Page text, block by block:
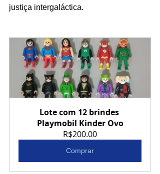
justiça intergaláctica.
Lote com 12 brindes
Playmobil Kinder Ovo
R$200.00
Comprar